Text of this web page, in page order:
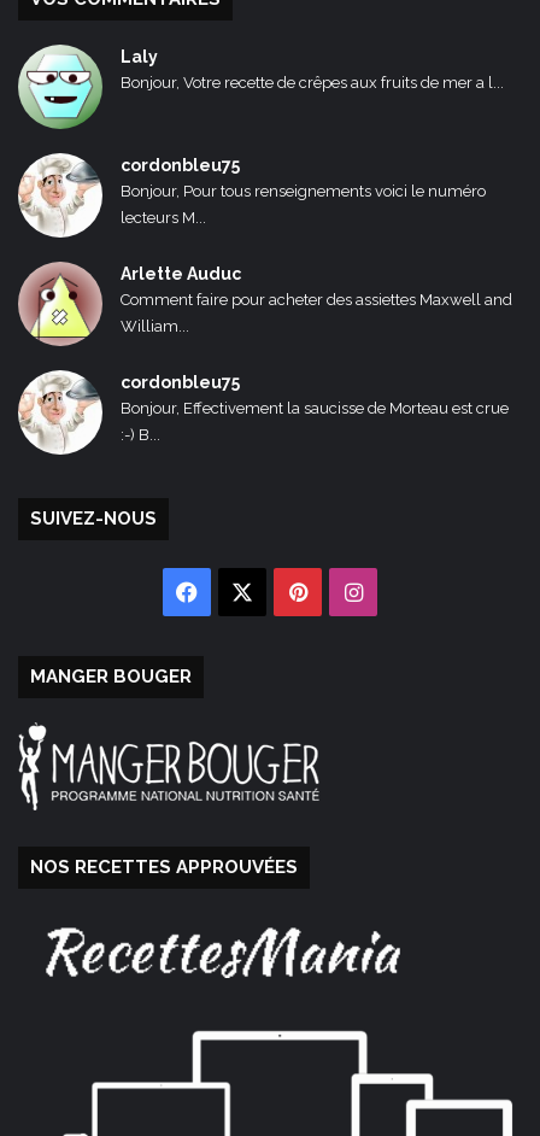
Laly
Bonjour, Votre recette de crêpes aux fruits de mer a l...
cordonbleu75
Bonjour, Pour tous renseignements voici le numéro
lecteurs M...
Arlette Auduc
Comment faire pour acheter des assiettes Maxwell and
William...
cordonbleu75
Bonjour, Effectivement la saucisse de Morteau est crue
:-) B...
SUIVEZ-NOUS
Facebook PinterestInstagram
MANGER BOUGER
NOS RECETTES APPROUVÉES